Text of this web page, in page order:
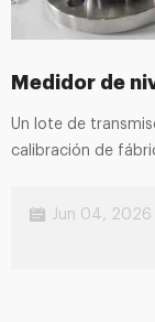
Medidor de
Un lote de
calibración de
mantienen
Jun 04, 2026